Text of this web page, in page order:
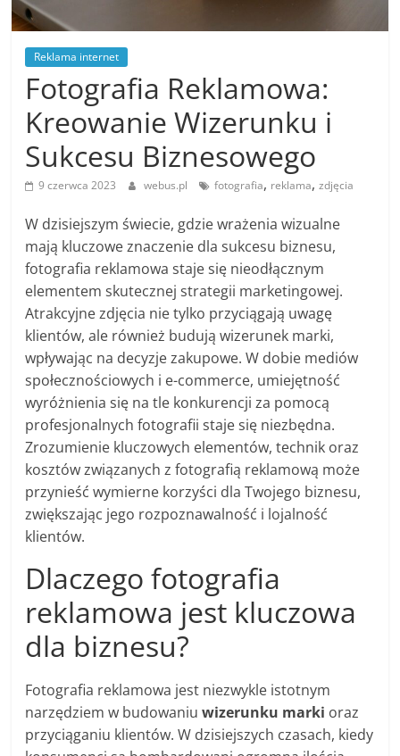
Reklama internet
Fotografia Reklamowa:
Kreowanie Wizerunku i
Sukcesu Biznesowego
9 czerwca 2023 webus.pl fotografia, reklama,zdjęcia
W dzisiejszym świecie, gdzie wrażenia wizualne
mają kluczowe znaczenie dla sukcesu biznesu,
fotografia reklamowa staje się nieodłącznym
elementem skutecznej strategii marketingowej.
Atrakcyjne zdjęcia nie tylko przyciągają uwagę
klientów, ale również budują wizerunek marki,
wpływając na decyzje zakupowe. W dobie mediów
społecznościowych i e-commerce, umiejętność
wyróżnienia się na tle konkurencji za pomocą
profesjonalnych fotografii staje się niezbędna.
Zrozumienie kluczowych elementów, technik oraz
kosztów związanych z fotografią reklamową może
przynieść wymierne korzyści dla Twojego biznesu,
zwiększając jego rozpoznawalność i lojalność
klientów.
Dlaczego fotografia
reklamowa jest kluczowa
dla biznesu?
Fotografia reklamowa jest niezwykle istotnym
narzędziem w budowaniuwizerunku marki oraz
przyciąganiu klientów. W dzisiejszych czasach, kiedy